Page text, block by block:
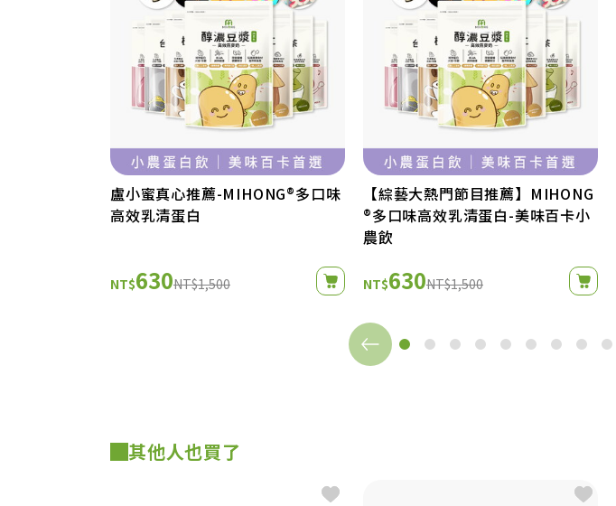
盧小蜜真心推薦-MIHONG®多口味
高效乳清蛋白
NT$630NT$1,500
【綜藝大熱門節目推薦】MIHONG
®多口味高效乳清蛋白-美味百卡小
農飲
NT$630NT$1,500
其他人也買了